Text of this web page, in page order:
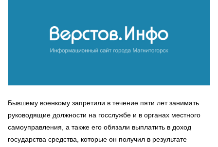
Бывшему военкому запретили в течение пяти лет занимать
руководящие должности на госслужбе и в органах местного
самоуправления, а также его обязали выплатить в доход
государства средства, которые он получил в результате